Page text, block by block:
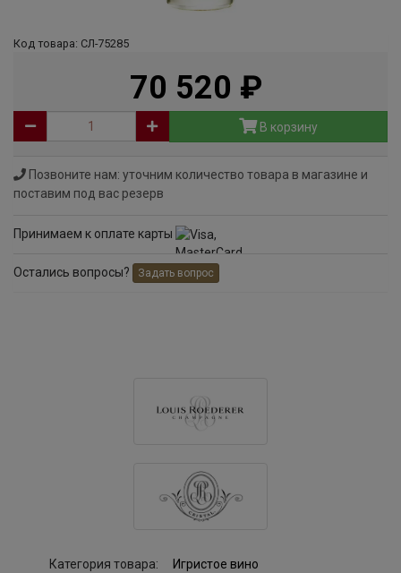
Код товара: СЛ-75285
70 520
В корзину
Позвоните нам: уточним количество товара в магазине и
поставим под вас резерв
Принимаем к оплате карты
Остались вопросы? Задать вопрос
Категория товара: Игристое вино